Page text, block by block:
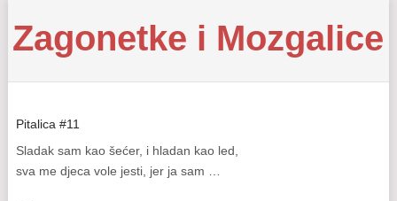
Zagonetke i Mozgalice
Pitalica #11
Sladak sam kao šećer, i hladan kao led,
sva me djeca vole jesti, jer ja sam …